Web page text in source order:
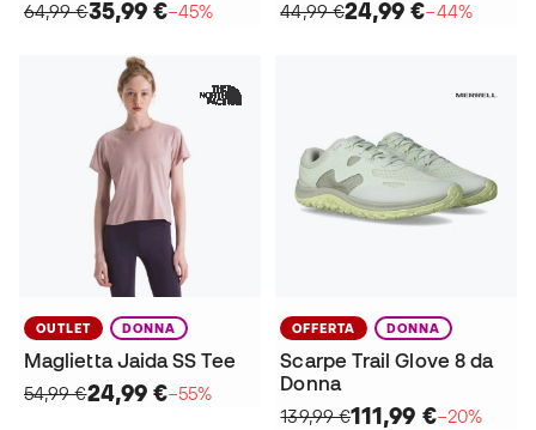
64,99 €35,99 €−45%
44,99 €24,99 €−44%
OUTLET DONNA
Maglietta Jaida SS Tee
54,99 €24,99 €−55%
OFFERTA DONNA
Scarpe Trail Glove 8 da
Donna
139,99 €111,99 €−20%